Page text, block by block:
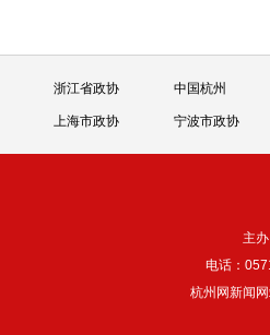
浙江省政协 中国杭州
上海市政协 宁波市政协
主
电话：
杭州网新闻